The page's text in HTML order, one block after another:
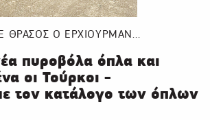
ΘΡΑΣΟΣ Ο ΕΡΧΙΟΥΡΜΑΝ…
πυροβόλα όπλα και
οι Τούρκοι -
τον κατάλογο των όπλων